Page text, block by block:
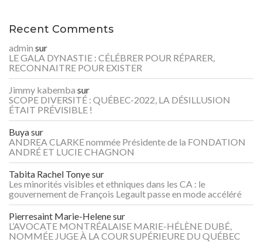
Recent Comments
admin sur
LE GALA DYNASTIE : CÉLÉBRER POUR RÉPARER,
RECONNAITRE POUR EXISTER
Jimmy kabemba sur
SCOPE DIVERSITÉ : QUÉBEC-2022, LA DÉSILLUSION
ÉTAIT PRÉVISIBLE !
Buyasur
ANDREA CLARKE nommée Présidente de la FONDATION
ANDRÉ ET LUCIE CHAGNON
Tabita Rachel Tonyesur
Les minorités visibles et ethniques dans les CA : le
gouvernement de François Legault passe en mode accéléré
Pierresaint Marie-Helenesur
L’AVOCATE MONTRÉALAISE MARIE-HÉLÈNE DUBÉ,
NOMMÉE JUGE À LA COUR SUPÉRIEURE DU QUÉBEC